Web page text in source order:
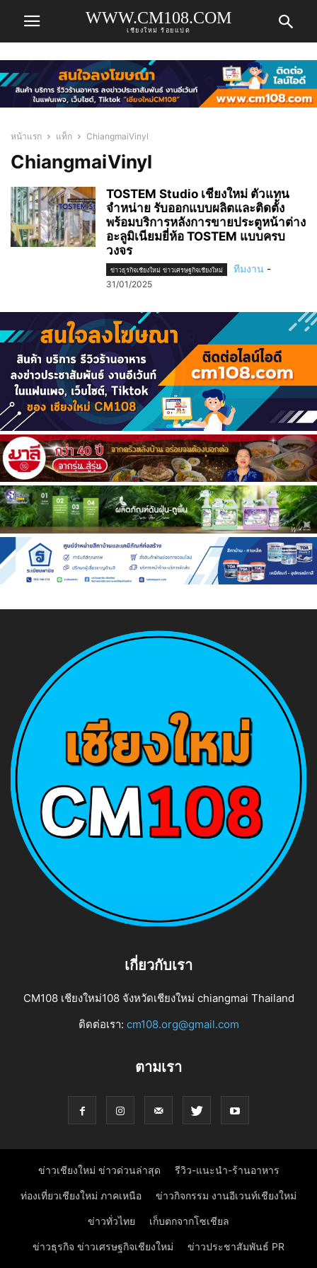
WWW.CM108.COM
เชียงใหม่ ร้อยแปด
หน้าแรก แท็ก ChiangmaiVinyl
ChiangmaiVinyl
TOSTEM Studio เชียงใหม่ ตัวแทน
จำหน่าย รับออกแบบผลิตและติดตั้ง
พร้อมบริการหลังการขายประตูหน้าต่าง
อะลูมิเนียมยี่ห้อ TOSTEM แบบครบ
วงจร
ข่าวธุรกิจเชียงใหม่ ข่าวเศรษฐกิจเชียงใหม่ ทีมงาน -
31/01/2025
เกี่ยวกับเรา
CM108 เชียงใหม่108 จังหวัดเชียงใหม่ chiangmai Thailand
ติดต่อเรา: cm108.org@gmail.com
ตามเรา
ข่าวเชียงใหม่ ข่าวด่วนล่าสุด รีวิว-แนะนำ-ร้านอาหาร
ท่องเที่ยวเชียงใหม่ ภาคเหนือ ข่าวกิจกรรม งานอีเวนท์เชียงใหม่
ข่าวทั่วไทย เก็บตกจากโซเชียล
ข่าวธุรกิจ ข่าวเศรษฐกิจเชียงใหม่ ข่าวประชาสัมพันธ์ PR